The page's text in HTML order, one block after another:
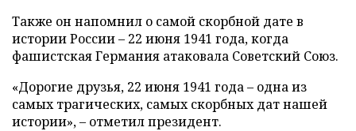
Также он напомнил о самой скорбной дате в
истории России – 22 июня 1941 года, когда
фашистская Германия атаковала Советский Союз.
«Дорогие друзья, 22 июня 1941 года – одна из
самых трагических, самых скорбных дат нашей
истории», – отметил президент.